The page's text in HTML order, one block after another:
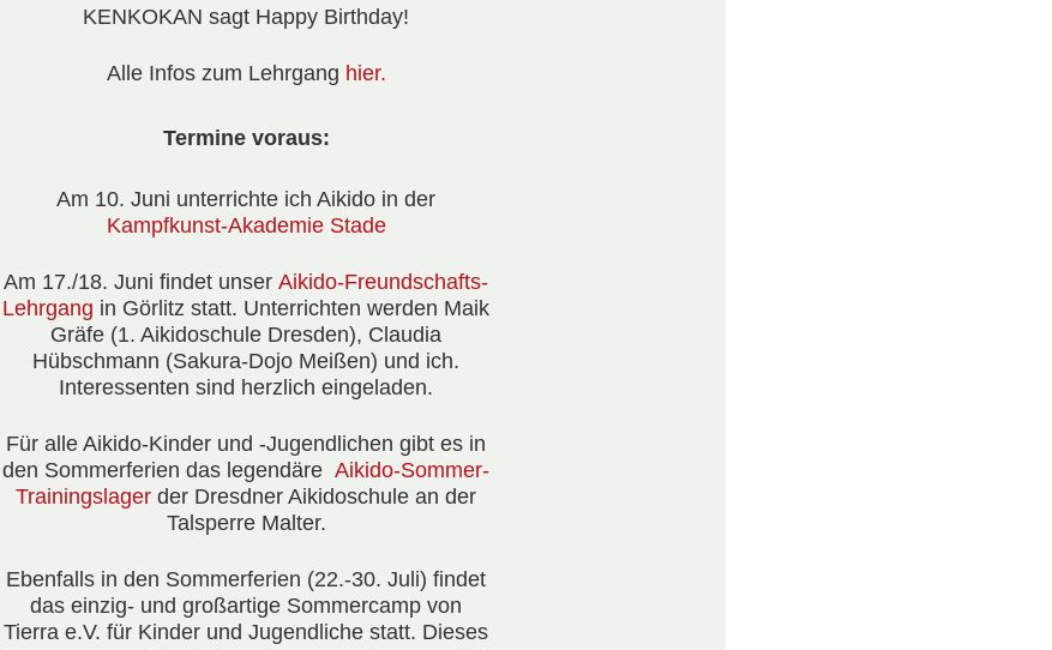
KENKOKAN sagt Happy Birthday!
Alle Infos zum Lehrgang hier.
Termine voraus:
Am 10. Juni unterrichte ich Aikido in der
Kampfkunst-Akademie Stade
Am 17./18. Juni findet unser Aikido-Freundschafts-
Lehrgang in Görlitz statt. Unterrichten werden Maik
Gräfe (1. Aikidoschule Dresden), Claudia
Hübschmann (Sakura-Dojo Meißen) und ich.
Interessenten sind herzlich eingeladen.
Für alle Aikido-Kinder und -Jugendlichen gibt es in
den Sommerferien das legendäre Aikido-Sommer-
Trainingslager der Dresdner Aikidoschule an der
Talsperre Malter.
Ebenfalls in den Sommerferien (22.-30. Juli) findet
das einzig- und großartige Sommercamp von
Tierra e.V. für Kinder und Jugendliche statt. Dieses